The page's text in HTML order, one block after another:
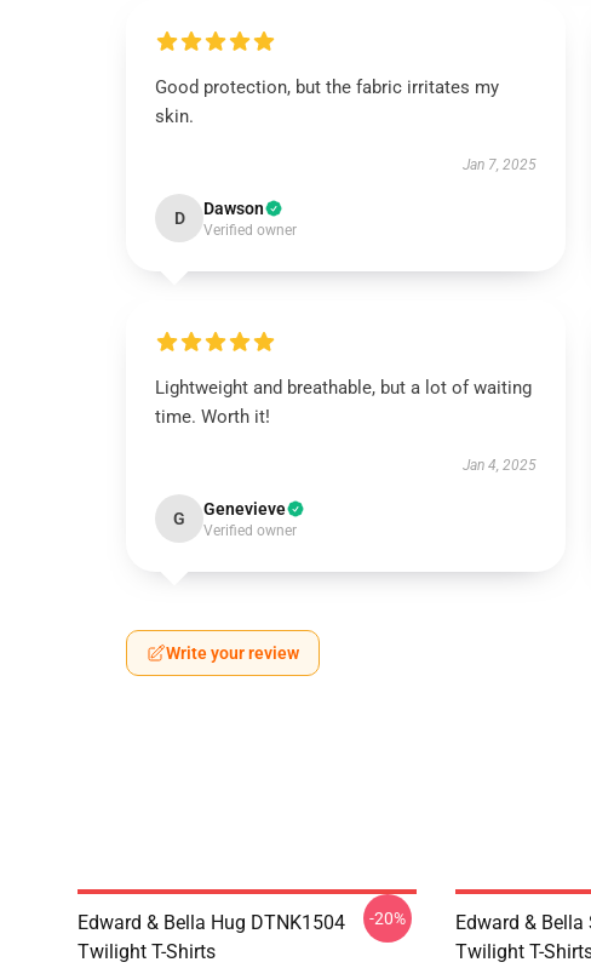
Good protection, but the fabric irritates my
skin.
Jan 7, 2025
D Dawson
Verified owner
Lightweight and breathable, but a lot of waiting
time. Worth it!
Jan 4, 2025
G Genevieve
Verified owner
Write your review
Edward & Bella Hug DTNK1504
Twilight T-Shirts
-20%
Edward &
Twilight T-